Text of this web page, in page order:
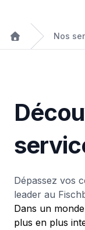
Nos
Dépassez vos
leader au
Dans un
plus en plus